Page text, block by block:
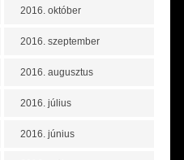
2016. október
2016. szeptember
2016. augusztus
2016. július
2016. június